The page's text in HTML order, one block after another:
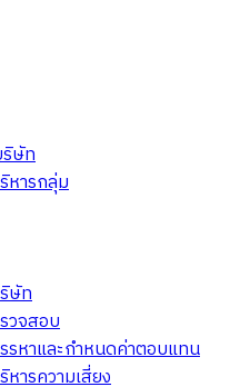
ริษัท
หารกลุ่ม
ษัท
วจสอบ
หาและกำหนดค่าตอบแทน
ารความเสี่ยง